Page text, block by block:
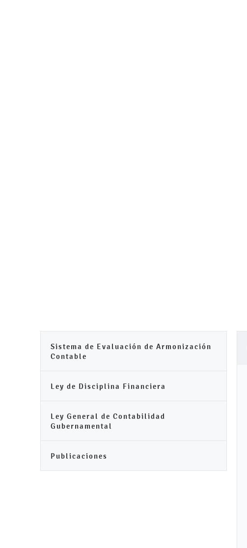
Sistema de Evaluación de Armonización
Contable
Ley de Disciplina Financiera
Ley General de Contabilidad
Gubernamental
Publicaciones